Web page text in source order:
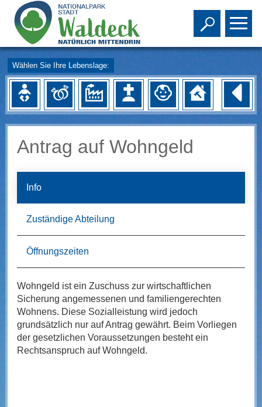
Toggle
Wählen Sie Ihre Lebenslage:
Antrag auf Wohngeld
Info
Zuständige Abteilung
Öffnungszeiten
Wohngeld ist ein Zuschuss zur wirtschaftlichen
Sicherung angemessenen und familiengerechten
Wohnens. Diese Sozialleistung wird jedoch
grundsätzlich nur auf Antrag gewährt. Beim Vorliegen
der gesetzlichen Voraussetzungen besteht ein
Rechtsanspruch auf Wohngeld.